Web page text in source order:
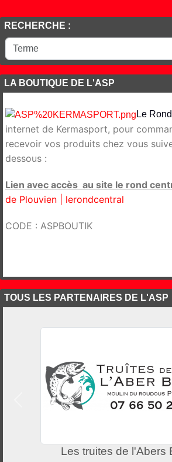
RECHERCHE :
LA BOUTIQUE DE L'ASP
Le
internet de Kermasport, pour
recevoir vos produits chez vous
dessous :
Lien avec accès au site le rond
de Plouvien | lerondcentral
CODE : ASPBOUTIK
TOUS LES PARTENAIRES DE L'ASP
Benoit
Précedent